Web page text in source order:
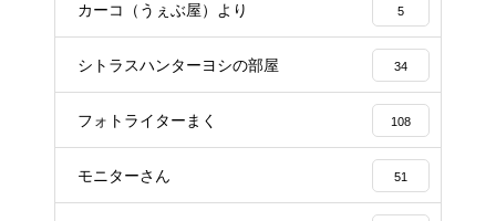
カーコ（うぇぶ屋）より 5
シトラスハンターヨシの部屋 34
フォトライターまく 108
モニターさん 51